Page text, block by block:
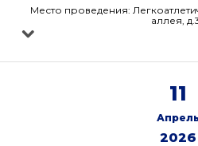
Место проведения:
аллея,
11
2026